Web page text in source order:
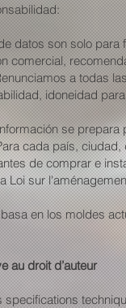
datos son solo
comercial,
a todas
idoneidad
se
cada país,
de comprar e
Loi sur
en los moldes
au droit d’auteur
specifications